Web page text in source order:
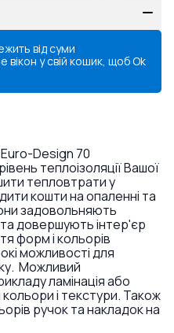
від суми
у свій кошик, щобOk
Design 70
теплоізоляції Вашої
тепловтрати у
кошти на опаленні та
задовольняють
довершують інтер'єр
форм і кольорів
можливості для
Можливий
ламінація або
і текстури. Також
ручок та накладок на